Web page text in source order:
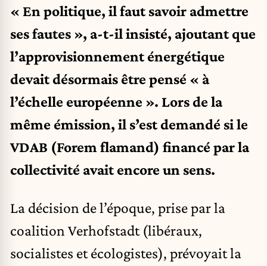
« En politique, il faut savoir admettre
ses fautes », a-t-il insisté, ajoutant que
l’approvisionnement énergétique
devait désormais être pensé « à
l’échelle européenne ». Lors de la
même émission, il s’est demandé si le
VDAB (Forem flamand) financé par la
collectivité avait encore un sens.
La décision de l’époque, prise par la
coalition Verhofstadt (libéraux,
socialistes et écologistes), prévoyait la